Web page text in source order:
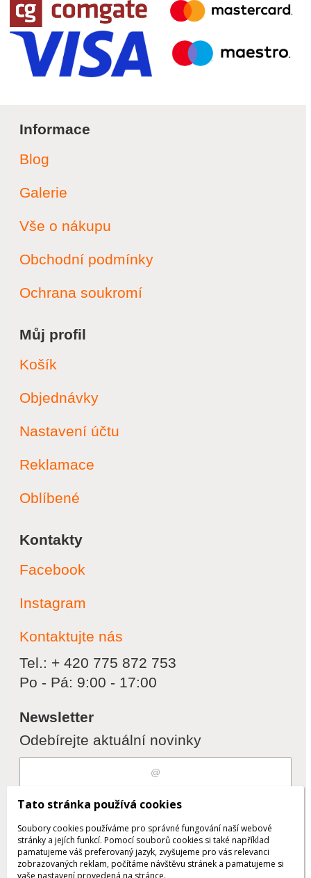
Informace
Blog
Galerie
Vše o nákupu
Obchodní podmínky
Ochrana soukromí
Můj profil
Košík
Objednávky
Nastavení účtu
Reklamace
Oblíbené
Kontakty
Facebook
Instagram
Kontaktujte nás
Tel.: + 420 775 872 753
Po - Pá: 9:00 - 17:00
Newsletter
Odebírejte aktuální novinky
Souhlasím szpracováním osobních
údajů
Odebrat Přidat
Tato stránka používá cookies
Soubory cookies používáme pro správné fungování naší webové
stránky a jejích funkcí. Pomocí souborů cookies si také například
pamatujeme váš preferovaný jazyk, zvyšujeme pro vás relevanci
zobrazovaných reklam, počítáme návštěvu stránek a pamatujeme si
vaše nastavení provedená na stránce.